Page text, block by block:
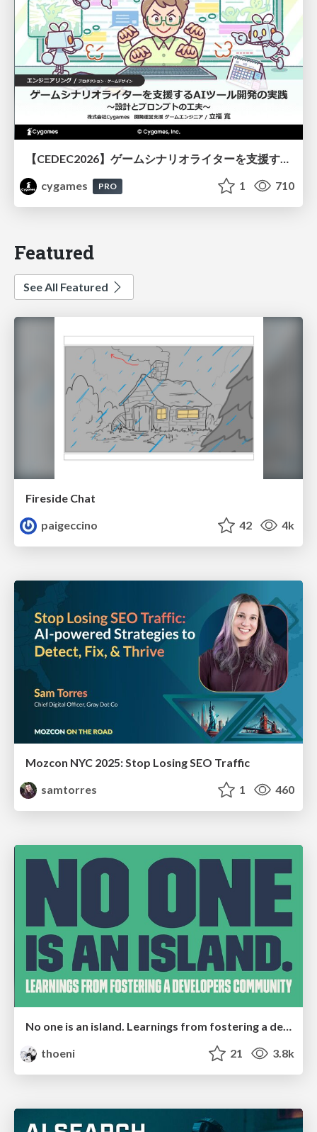
【CEDEC2026】ゲームシナリオライターを支援するAIツール開発の実践 ― 設計とプロンプトの工夫 ―
cygames
PRO 1 710
Featured
See All Featured
Fireside Chat
paigeccino
42 4k
Mozcon NYC 2025: Stop Losing SEO Traffic
samtorres
1 460
No one is an island. Learnings from fostering a developers community.
thoeni
21 3.8k